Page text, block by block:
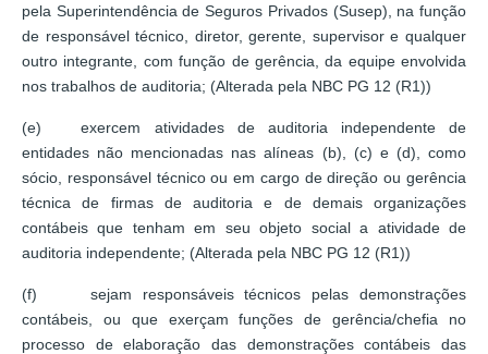
pela Superintendência de Seguros Privados (Susep), na função
de responsável técnico, diretor, gerente, supervisor e qualquer
outro integrante, com função de gerência, da equipe envolvida
nos trabalhos de auditoria; (Alterada pela NBC PG 12 (R1))
(e) exercem atividades de auditoria independente de
entidades não mencionadas nas alíneas (b), (c) e (d), como
sócio, responsável técnico ou em cargo de direção ou gerência
técnica de firmas de auditoria e de demais organizações
contábeis que tenham em seu objeto social a atividade de
auditoria independente; (Alterada pela NBC PG 12 (R1))
(f) sejam responsáveis técnicos pelas demonstrações
contábeis, ou que exerçam funções de gerência/chefia no
processo de elaboração das demonstrações contábeis das